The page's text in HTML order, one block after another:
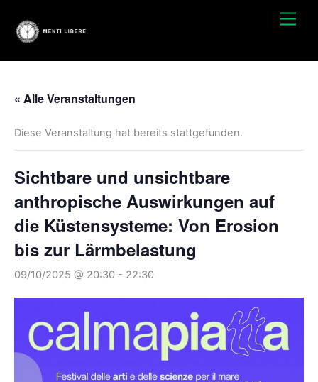
Inhalt
springen
« Alle Veranstaltungen
Diese Veranstaltung hat bereits stattgefunden.
Sichtbare und unsichtbare
anthropische Auswirkungen auf
die Küstensysteme: Von Erosion
bis zur Lärmbelastung
09/10/2025 @ 20:30 - 22:30